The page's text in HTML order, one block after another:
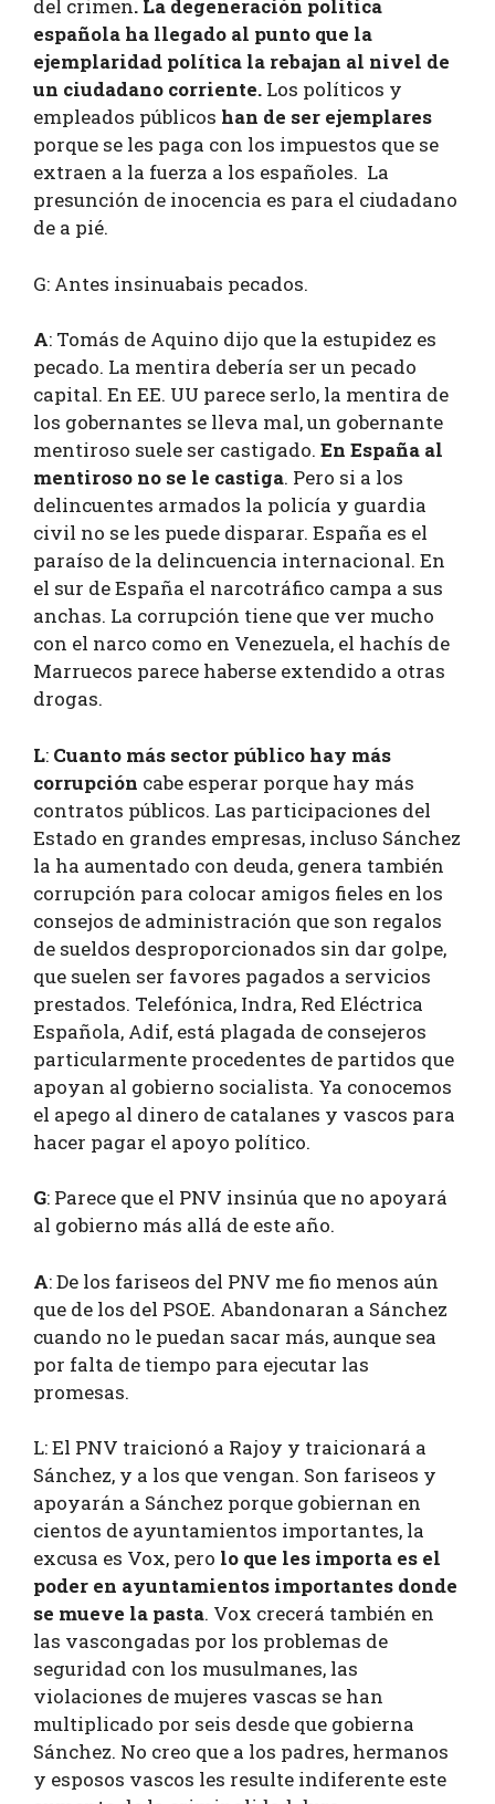
del crimen. La degeneración política
española ha llegado al punto que la
ejemplaridad política la rebajan al nivel de
un ciudadano corriente. Los políticos y
empleados públicos han de ser ejemplares
porque se les paga con los impuestos que se
extraen a la fuerza a los españoles. La
presunción de inocencia es para el ciudadano
de a pié.
G: Antes insinuabais pecados.
A: Tomás de Aquino dijo que la estupidez es
pecado. La mentira debería ser un pecado
capital. En EE. UU parece serlo, la mentira de
los gobernantes se lleva mal, un gobernante
mentiroso suele ser castigado. En España al
mentiroso no se le castiga. Pero si a los
delincuentes armados la policía y guardia
civil no se les puede disparar. España es el
paraíso de la delincuencia internacional. En
el sur de España el narcotráfico campa a sus
anchas. La corrupción tiene que ver mucho
con el narco como en Venezuela, el hachís de
Marruecos parece haberse extendido a otras
drogas.
L: Cuanto más sector público hay más
corrupción cabe esperar porque hay más
contratos públicos. Las participaciones del
Estado en grandes empresas, incluso Sánchez
la ha aumentado con deuda, genera también
corrupción para colocar amigos fieles en los
consejos de administración que son regalos
de sueldos desproporcionados sin dar golpe,
que suelen ser favores pagados a servicios
prestados. Telefónica, Indra, Red Eléctrica
Española, Adif, está plagada de consejeros
particularmente procedentes de partidos que
apoyan al gobierno socialista. Ya conocemos
el apego al dinero de catalanes y vascos para
hacer pagar el apoyo político.
G: Parece que el PNV insinúa que no apoyará
al gobierno más allá de este año.
A: De los fariseos del PNV me fio menos aún
que de los del PSOE. Abandonaran a Sánchez
cuando no le puedan sacar más, aunque sea
por falta de tiempo para ejecutar las
promesas.
L: El PNV traicionó a Rajoy y traicionará a
Sánchez, y a los que vengan. Son fariseos y
apoyarán a Sánchez porque gobiernan en
cientos de ayuntamientos importantes, la
excusa es Vox, pero lo que les importa es el
poder en ayuntamientos importantes donde
se mueve la pasta. Vox crecerá también en
las vascongadas por los problemas de
seguridad con los musulmanes, las
violaciones de mujeres vascas se han
multiplicado por seis desde que gobierna
Sánchez. No creo que a los padres, hermanos
y esposos vascos les resulte indiferente este